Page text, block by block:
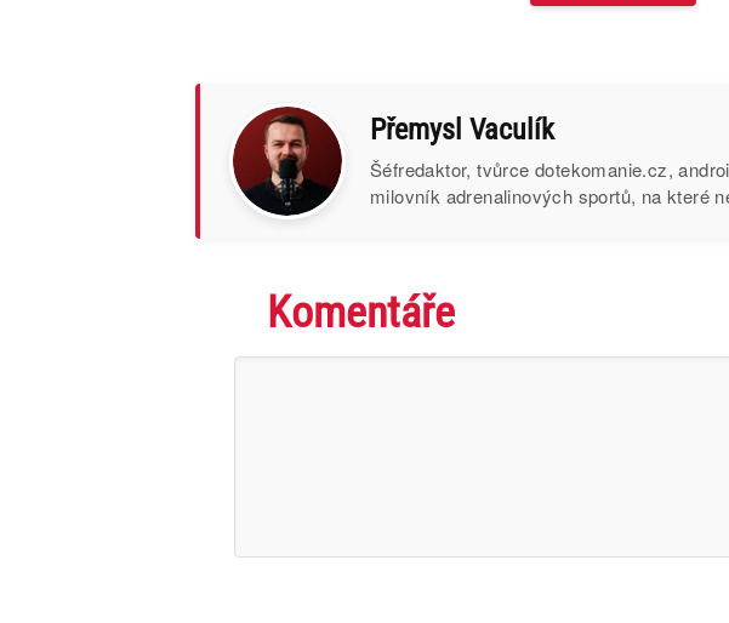
Přemysl Vaculík
Šéfredaktor, tvůrce dotekomanie.cz,
milovník adrenalinových sportů, na které
Komentáře